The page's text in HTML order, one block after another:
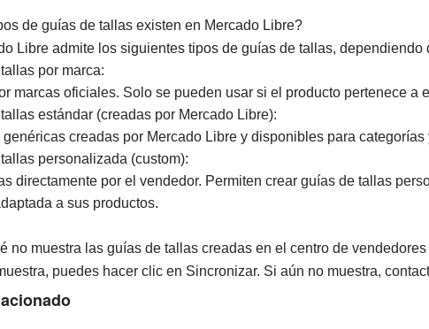
de guías de tallas existen en Mercado Libre?
Libre admite los siguientes tipos de guías de tallas,
por marca:
marcas oficiales. Solo se pueden usar si el producto pertenece a
estándar (creadas por Mercado Libre):
genéricas creadas por Mercado Libre y disponibles para
personalizada (custom):
directamente por el vendedor. Permiten crear guías de tallas
a sus productos.
no muestra las guías de tallas creadas en el centro de
puedes hacer clic en Sincronizar. Si aún no muestra,